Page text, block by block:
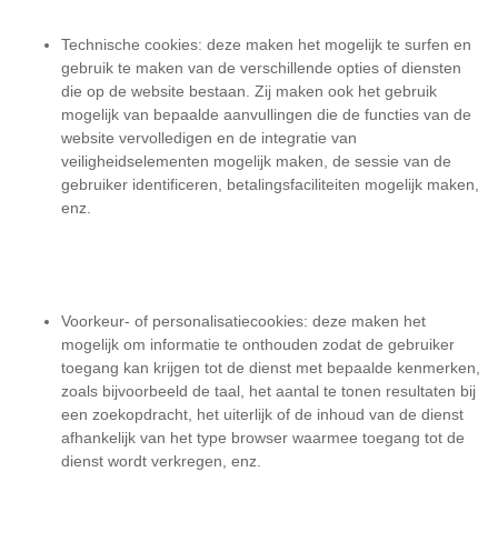
Technische cookies: deze maken het mogelijk te surfen en
gebruik te maken van de verschillende opties of diensten
die op de website bestaan. Zij maken ook het gebruik
mogelijk van bepaalde aanvullingen die de functies van de
website vervolledigen en de integratie van
veiligheidselementen mogelijk maken, de sessie van de
gebruiker identificeren, betalingsfaciliteiten mogelijk maken,
enz.
Voorkeur- of personalisatiecookies: deze maken het
mogelijk om informatie te onthouden zodat de gebruiker
toegang kan krijgen tot de dienst met bepaalde kenmerken,
zoals bijvoorbeeld de taal, het aantal te tonen resultaten bij
een zoekopdracht, het uiterlijk of de inhoud van de dienst
afhankelijk van het type browser waarmee toegang tot de
dienst wordt verkregen, enz.